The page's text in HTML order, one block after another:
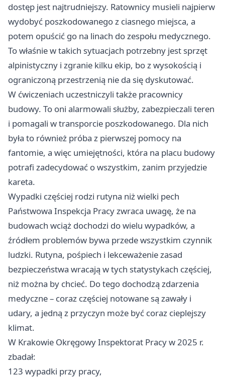
dostęp jest najtrudniejszy. Ratownicy musieli najpierw
wydobyć poszkodowanego z ciasnego miejsca, a
potem opuścić go na linach do zespołu medycznego.
To właśnie w takich sytuacjach potrzebny jest sprzęt
alpinistyczny i zgranie kilku ekip, bo z wysokością i
ograniczoną przestrzenią nie da się dyskutować.
W ćwiczeniach uczestniczyli także pracownicy
budowy. To oni alarmowali służby, zabezpieczali teren
i pomagali w transporcie poszkodowanego. Dla nich
była to również próba z pierwszej pomocy na
fantomie, a więc umiejętności, która na placu budowy
potrafi zadecydować o wszystkim, zanim przyjedzie
kareta.
Wypadki częściej rodzi rutyna niż wielki pech
Państwowa Inspekcja Pracy zwraca uwagę, że na
budowach wciąż dochodzi do wielu wypadków, a
źródłem problemów bywa przede wszystkim czynnik
ludzki. Rutyna, pośpiech i lekceważenie zasad
bezpieczeństwa wracają w tych statystykach częściej,
niż można by chcieć. Do tego dochodzą zdarzenia
medyczne – coraz częściej notowane są zawały i
udary, a jedną z przyczyn może być coraz cieplejszy
klimat.
W Krakowie Okręgowy Inspektorat Pracy w 2025 r.
zbadał:
123 wypadki przy pracy,